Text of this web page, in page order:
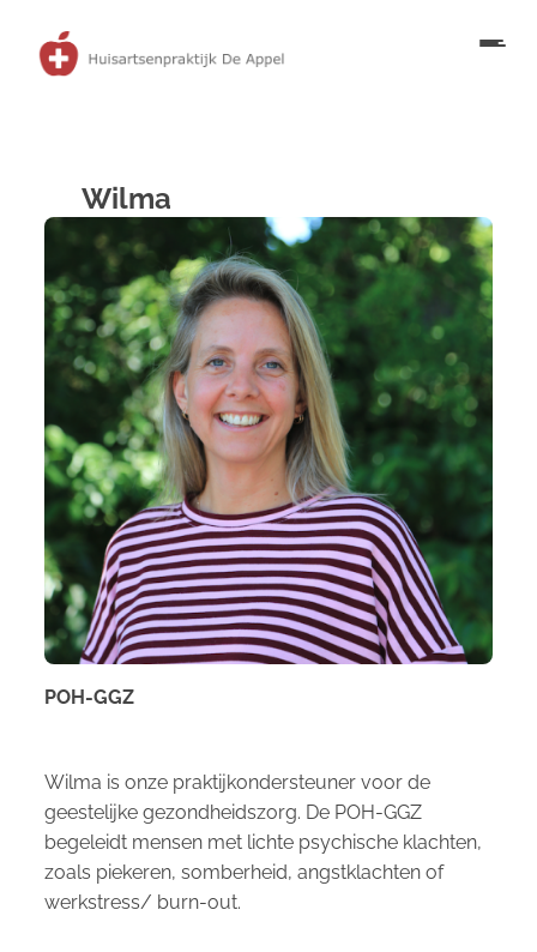
Wilma
POH-GGZ
Wilma is onze praktijkondersteuner voor de
geestelijke gezondheidszorg. De POH-GGZ
begeleidt mensen met lichte psychische klachten,
zoals piekeren, somberheid, angstklachten of
werkstress/ burn-out.